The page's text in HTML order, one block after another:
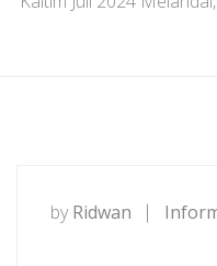
by Ridwan